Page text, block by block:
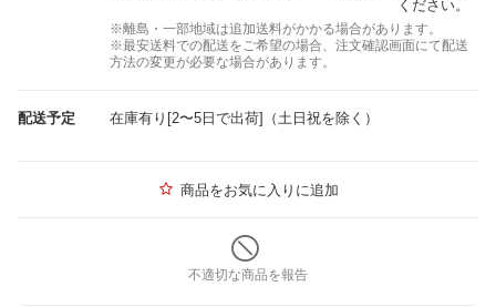
ください。
※離島・一部地域は追加送料がかかる場合があります。
※最安送料での配送をご希望の場合、注文確認画面にて配送
方法の変更が必要な場合があります。
配送予定 在庫有り[2〜5日で出荷]（土日祝を除く）
商品をお気に入りに追加
不適切な商品を報告